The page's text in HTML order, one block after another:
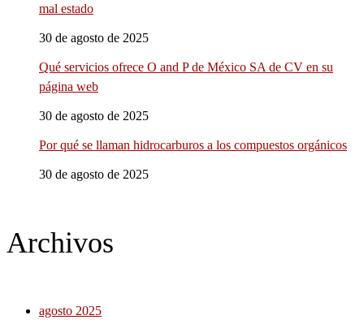
mal estado
30 de agosto de 2025
Qué servicios ofrece O and P de México SA de CV en su
página web
30 de agosto de 2025
Por qué se llaman hidrocarburos a los compuestos orgánicos
30 de agosto de 2025
Archivos
agosto 2025